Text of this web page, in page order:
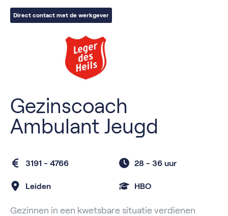
Direct contact met de werkgever
Gezinscoach
Ambulant Jeugd
3191 - 4766 28 - 36 uur
Leiden HBO
Gezinnen in een kwetsbare situatie verdienen